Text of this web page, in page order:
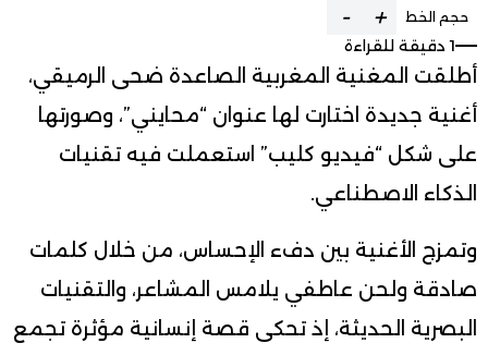
حجم الخط +
-
1 دقيقة للقراءة
أطلقت المغنية المغربية الصاعدة ضحى الرميقي،
أغنية جديدة اختارت لها عنوان “محايني”، وصورتها
على شكل “فيديو كليب” استعملت فيه تقنيات
الذكاء الاصطناعي.
وتمزج الأغنية بين دفء الإحساس، من خلال كلمات
صادقة ولحن عاطفي يلامس المشاعر، والتقنيات
البصرية الحديثة، إذ تحكي قصة إنسانية مؤثرة تجمع